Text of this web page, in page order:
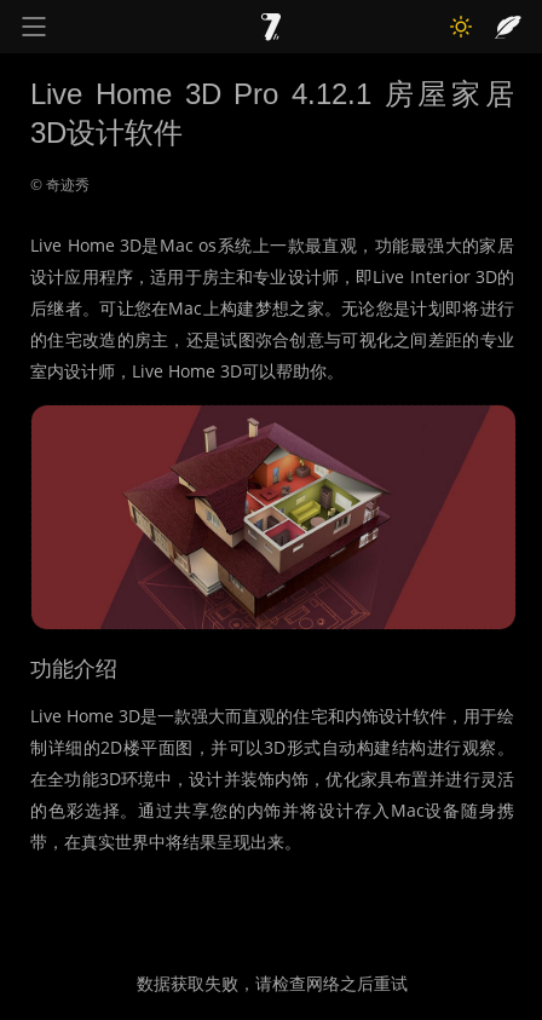
色彩库
Live Home 3D Pro 4.12.1 房屋家居
3D设计软件
© 奇迹秀
Live Home 3D是Mac os系统上一款最直观，功能最强大的家居
设计应用程序，适用于房主和专业设计师，即Live Interior 3D的
后继者。可让您在Mac上构建梦想之家。无论您是计划即将进行
的住宅改造的房主，还是试图弥合创意与可视化之间差距的专业
室内设计师，Live Home 3D可以帮助你。
功能介绍
Live Home 3D是一款强大而直观的住宅和内饰设计软件，用于绘
制详细的2D楼平面图，并可以3D形式自动构建结构进行观察。
在全功能3D环境中，设计并装饰内饰，优化家具布置并进行灵活
的色彩选择。通过共享您的内饰并将设计存入Mac设备随身携
带，在真实世界中将结果呈现出来。